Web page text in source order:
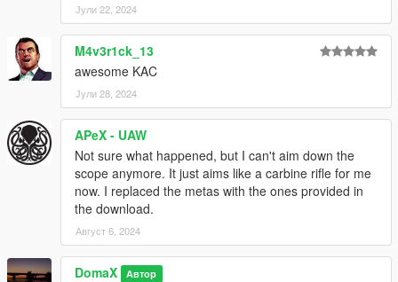
Јули 22, 2024
M4v3r1ck_13
awesome KAC
Јули 28, 2024
APeX - UAW
Not sure what happened, but I can't aim down the
scope anymore. It just aims like a carbine rifle for me
now. I replaced the metas with the ones provided in
the download.
Август 6, 2024
DomaX Автор